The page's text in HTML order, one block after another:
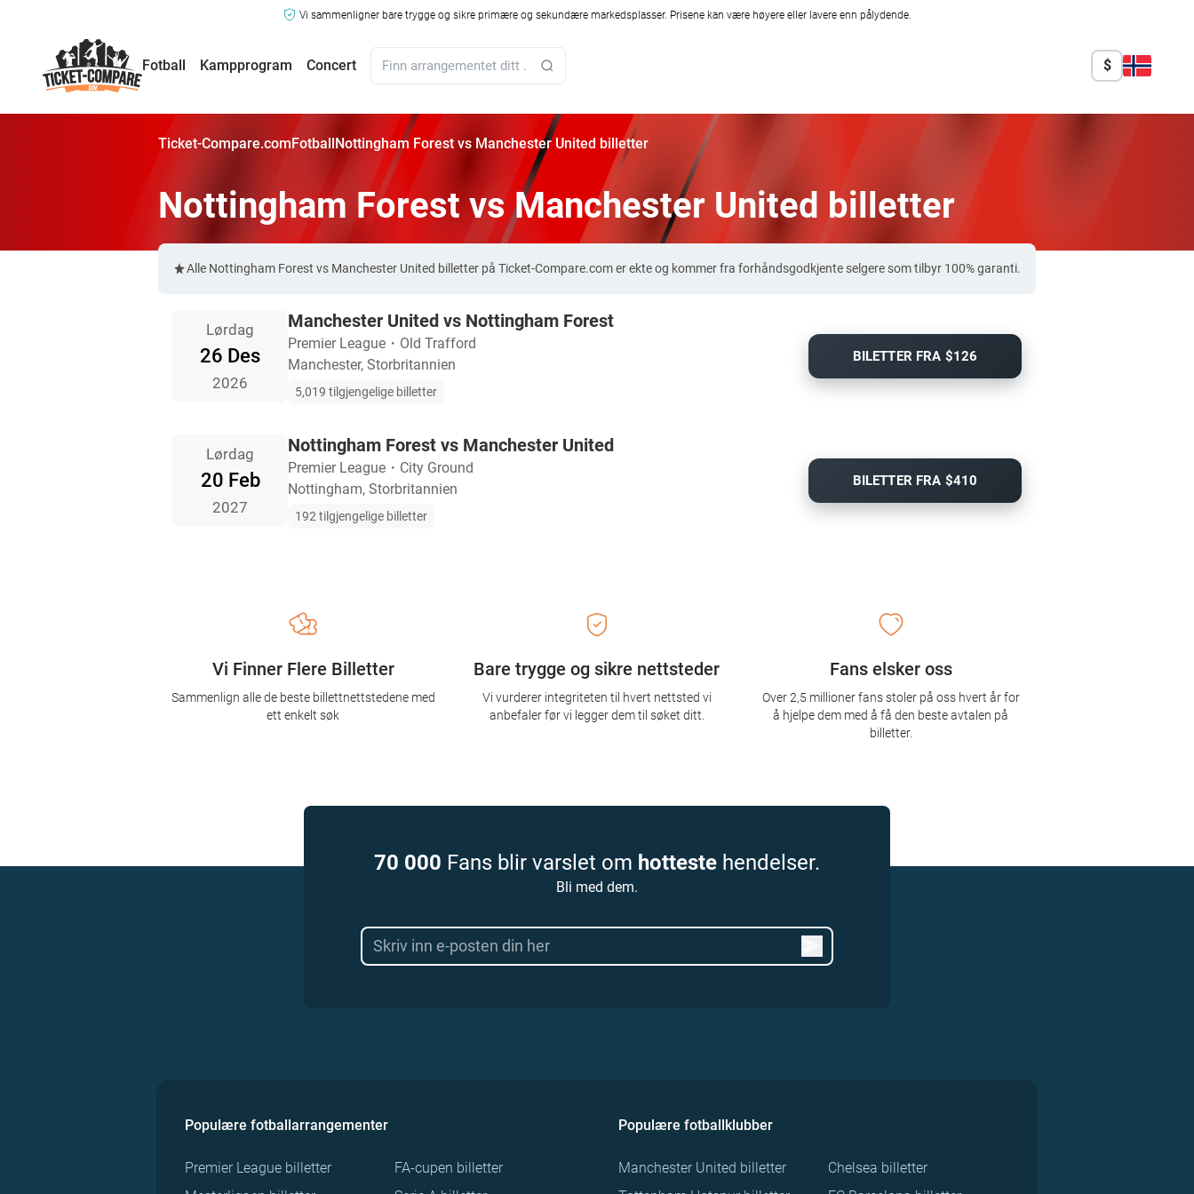
Vi sammenligner bare trygge og sikre primære og sekundære markedsplasser. Prisene kan være høyere eller lavere enn pålydende.
Fotball Kampprogram Concert $
Ticket-Compare.comFotballNottingham Forest vs Manchester United billetter
Nottingham Forest vs Manchester United billetter
Alle Nottingham Forest vs Manchester United billetter på Ticket-Compare.com er ekte og kommer fra forhåndsgodkjente selgere som tilbyr 100% garanti.
Lørdag
26 Des
2026
Manchester United vs Nottingham Forest
Premier League ・ Old Trafford
Manchester, Storbritannien
5,019 tilgjengelige billetter
BILETTER FRA $126
Lørdag
20 Feb
2027
Nottingham Forest vs Manchester United
Premier League ・ City Ground
Nottingham, Storbritannien
192 tilgjengelige billetter
BILETTER FRA $410
Bare trygge og sikre nettsteder
Vi vurderer integriteten til hvert nettsted vi
anbefaler før vi legger dem til søket ditt.
Vi Finner Flere Billetter
Sammenlign alle de beste billettnettstedene med
ett enkelt søk
Fans elsker oss
Over 2,5 millioner fans stoler på oss hvert år for
å hjelpe dem med å få den beste avtalen på
billetter.
70 000 Fans blir varslet om hotteste hendelser.
Bli med dem.
Populære fotballarrangementer
Premier League billetter
FA-cupen billetter
Populære fotballklubber
Manchester United billetter
Chelsea billetter